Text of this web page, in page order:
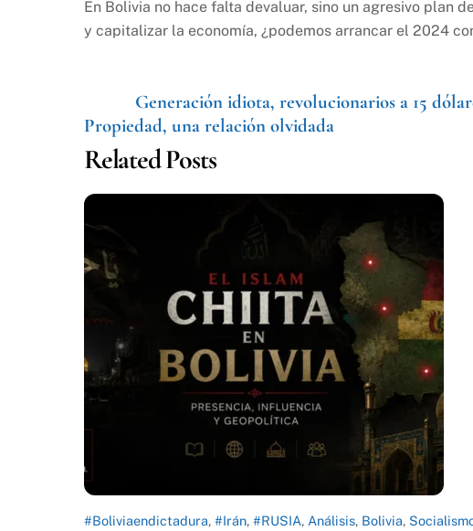
En Bolivia no hace falta devaluar, sino un agresivo plan
y capitalizar la economía, ¿podemos arrancar el 2024
Generación idiota, revolucionarios a 15
Propiedad, una relación olvidada
Related Posts
#Boliviaendictadura, #Irán, #RUSIA, Análisis, Bolivia,